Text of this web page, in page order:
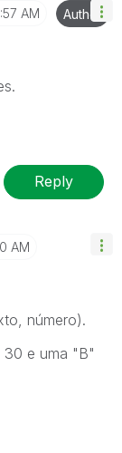
AM Author
Reply
AM
número).
30 e uma "B"